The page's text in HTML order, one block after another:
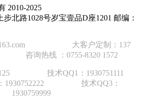
2010-2025
北路1028号岁宝壹品D座1201 邮编：
大客户定制：137
询热线 ：0755-8320 1572
5
技术QQ1：1930751111
技术QQ3：
1930759999